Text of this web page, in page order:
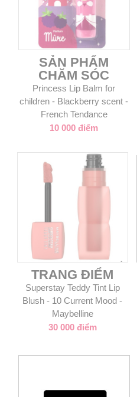
SẢN PHẨM
CHĂM SÓC
Princess Lip Balm for
children - Blackberry scent -
French Tendance
10 000 điểm
TRANG ĐIỂM
Superstay Teddy Tint Lip
Blush - 10 Current Mood -
Maybelline
30 000 điểm